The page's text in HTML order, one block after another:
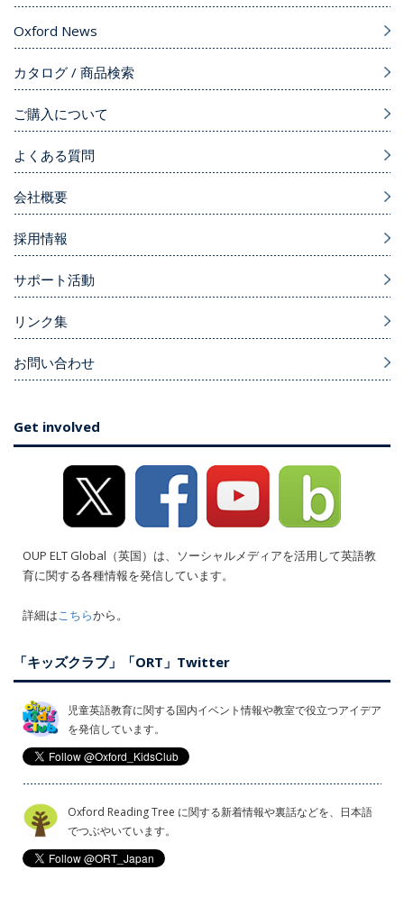
Oxford News
カタログ / 商品検索
ご購入について
よくある質問
会社概要
採用情報
サポート活動
リンク集
お問い合わせ
Get involved
OUP ELT Global（英国）は、ソーシャルメディアを活用して英語教
育に関する各種情報を発信しています。
詳細はこちらから。
「キッズクラブ」「ORT」Twitter
児童英語教育に関する国内イベント情報や教室で役立つアイデア
を発信しています。
Oxford Reading Tree に関する新着情報や裏話などを、日本語
でつぶやいています。